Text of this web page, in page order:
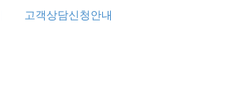
고객상담신청안내